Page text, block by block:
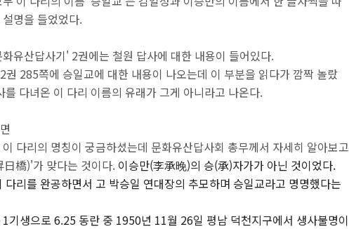
명을 들었었다.
유산답사기' 2권에는 철원 답사에 대한 내용이 들어있다.
권 285쪽에 승일교에 대한 내용이 나오는데 이 부분을 읽다가 깜짝 놀랐
를 다녀온 이 다리 이름의 유래가 그게 아니라고 나온다.
다리의 명칭이 궁금하셨는데 문화유산답사회 총무께서 자세히 알아보고
橋)'가 맞다는 것이다. 이승만(李承晚)의 승(承)자가가 아닌 것이었다.
리를 완공하면서 고 박승일 연대장의 추모하며 승일교라고 명명했다는
기생으로 6.25 동란 중 1950년 11월 26일 평남 덕천지구에서 생사불명이